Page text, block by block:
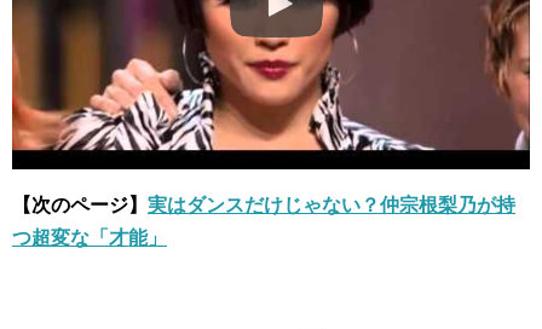
【次のページ】 実はダンスだけじゃない？仲宗根梨乃が持
つ超変な「才能」